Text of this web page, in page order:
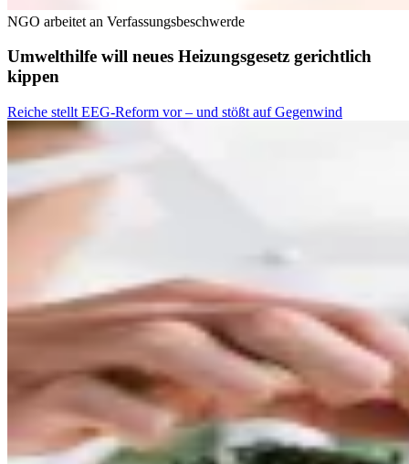
NGO arbeitet an Verfassungsbeschwerde
Umwelthilfe will neues Heizungsgesetz gerichtlich
kippen
Reiche stellt EEG-Reform vor – und stößt auf Gegenwind